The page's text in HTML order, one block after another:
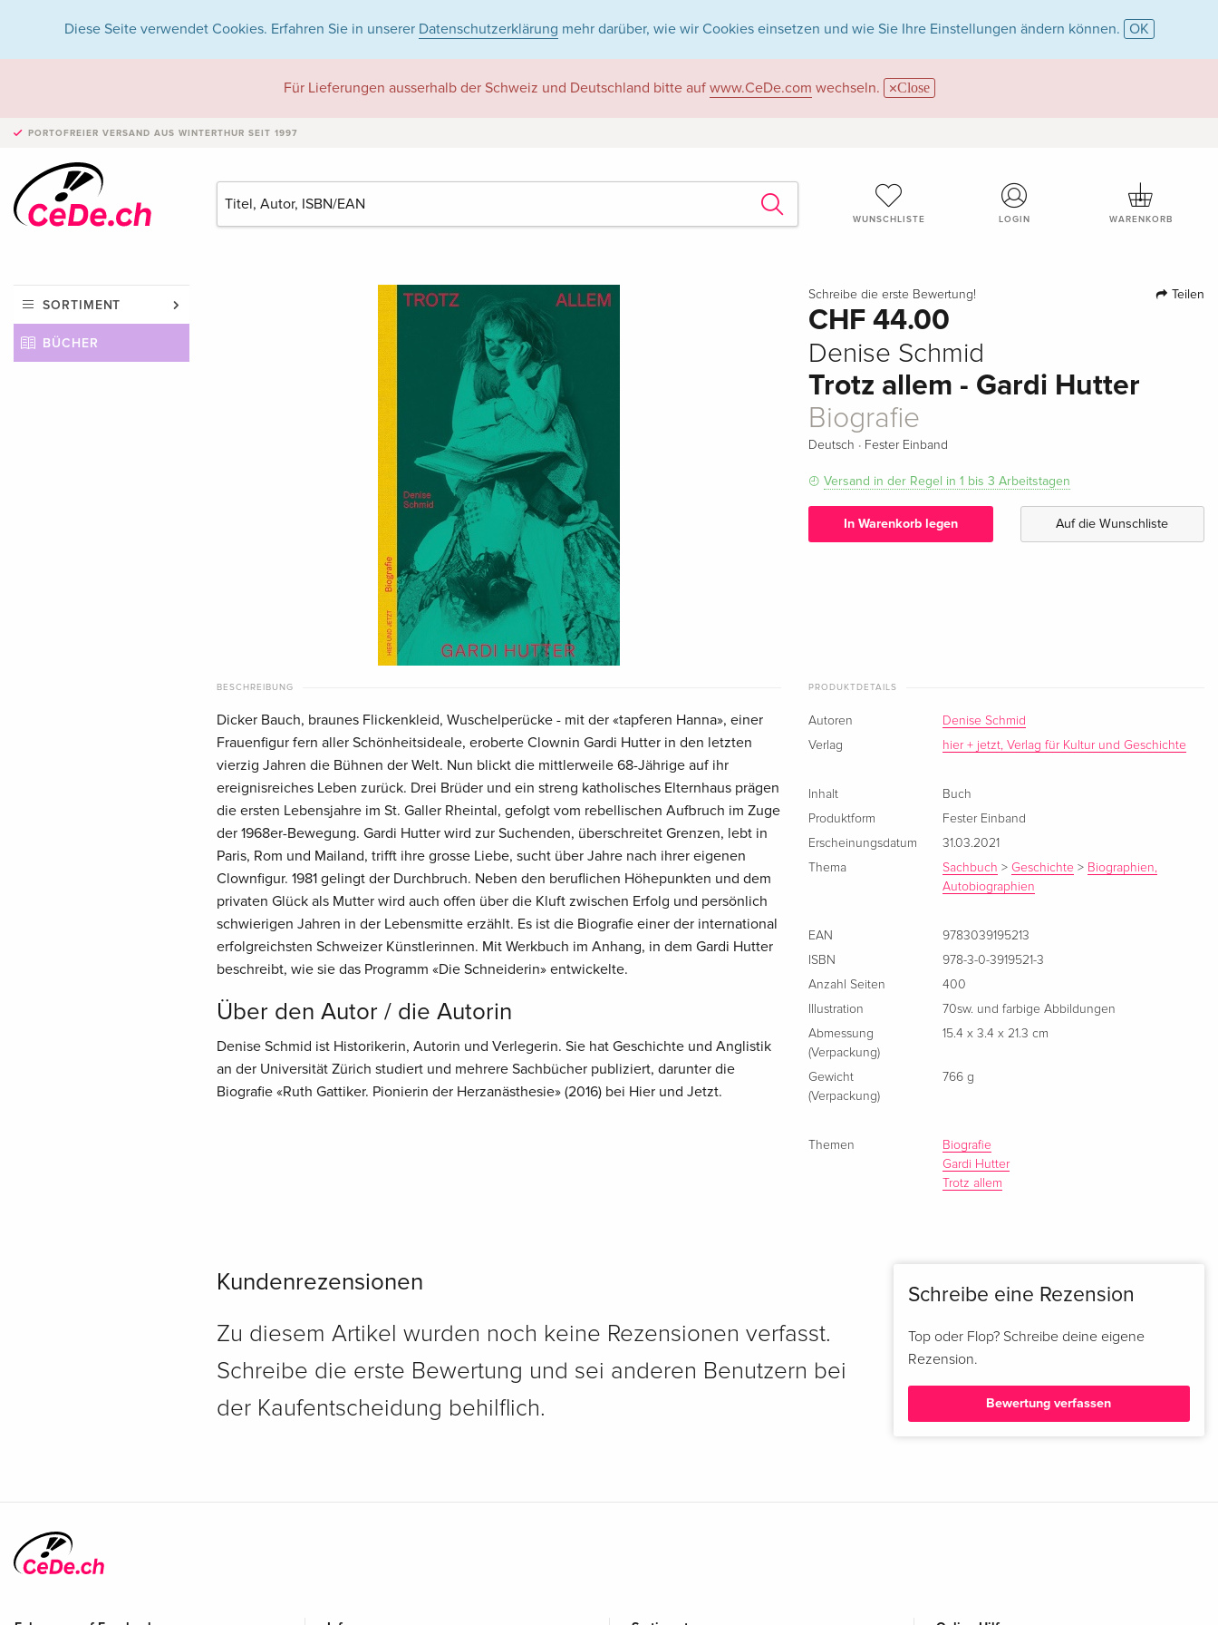
Diese Seite verwendet Cookies. Erfahren Sie in unserer Datenschutzerklärung mehr darüber, wie wir Cookies einsetzen und wie Sie Ihre Einstellungen ändern können. OK
Für Lieferungen ausserhalb der Schweiz und Deutschland bitte auf www.CeDe.com wechseln. Close
PORTOFREIER VERSAND AUS WINTERTHUR SEIT 1997
WUNSCHLISTE LOGIN WARENKORB
SORTIMENT
BÜCHER
Schreibe die erste Bewertung! Teilen
CHF 44.00
Denise Schmid
Trotz allem - Gardi Hutter
Biografie
Deutsch · Fester Einband
Versand in der Regel in 1 bis 3 Arbeitstagen
In Warenkorb legen Auf die Wunschliste
BESCHREIBUNG
Dicker Bauch, braunes Flickenkleid, Wuschelperücke - mit der «tapferen Hanna», einer
Frauenfigur fern aller Schönheitsideale, eroberte Clownin Gardi Hutter in den letzten
vierzig Jahren die Bühnen der Welt. Nun blickt die mittlerweile 68-Jährige auf ihr
ereignisreiches Leben zurück. Drei Brüder und ein streng katholisches Elternhaus prägen
die ersten Lebensjahre im St. Galler Rheintal, gefolgt vom rebellischen Aufbruch im Zuge
der 1968er-Bewegung. Gardi Hutter wird zur Suchenden, überschreitet Grenzen, lebt in
Paris, Rom und Mailand, trifft ihre grosse Liebe, sucht über Jahre nach ihrer eigenen
Clownfigur. 1981 gelingt der Durchbruch. Neben den beruflichen Höhepunkten und dem
privaten Glück als Mutter wird auch offen über die Kluft zwischen Erfolg und persönlich
schwierigen Jahren in der Lebensmitte erzählt. Es ist die Biografie einer der international
erfolgreichsten Schweizer Künstlerinnen. Mit Werkbuch im Anhang, in dem Gardi Hutter
beschreibt, wie sie das Programm «Die Schneiderin» entwickelte.
Über den Autor / die Autorin
Denise Schmid ist Historikerin, Autorin und Verlegerin. Sie hat Geschichte und Anglistik
an der Universität Zürich studiert und mehrere Sachbücher publiziert, darunter die
Biografie «Ruth Gattiker. Pionierin der Herzanästhesie» (2016) bei Hier und Jetzt.
PRODUKTDETAILS
Autoren
Denise Schmid
Verlag
hier + jetzt, Verlag für Kultur und Geschichte
Inhalt
Buch
Produktform
Fester Einband
Erscheinungsdatum
31.03.2021
Thema
Sachbuch >Geschichte > Biographien,
Autobiographien
EAN
9783039195213
ISBN
978-3-0-3919521-3
Anzahl Seiten
400
Illustration
70sw. und farbige Abbildungen
Abmessung
(Verpackung)
15.4 x 3.4 x 21.3 cm
Gewicht
(Verpackung)
766 g
Themen
Biografie
Gardi Hutter
Trotz allem
Kundenrezensionen
Zu diesem Artikel wurden noch keine Rezensionen verfasst.
Schreibe die erste Bewertung und sei anderen Benutzern bei
der Kaufentscheidung behilflich.
Schreibe eine Rezension
Top oder Flop? Schreibe deine eigene
Rezension.
Bewertung verfassen